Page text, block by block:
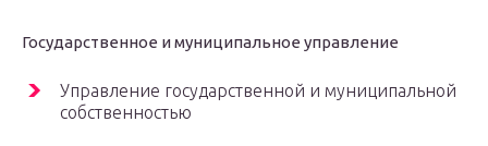
Государственное и муниципальное управление
Управление государственной и муниципальной
собственностью